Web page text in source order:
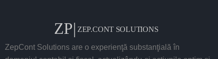
ZepCont Solutions are o experienţă substanţială în